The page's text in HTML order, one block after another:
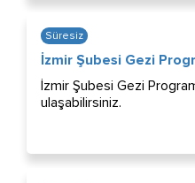
Süresiz
İzmir Şubesi Gezi
İzmir Şubesi Gezi
ulaşabilirsiniz.